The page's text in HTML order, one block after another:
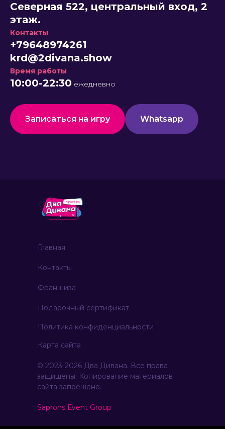
Северная 522, центральный вход, 2
этаж.
Контакты
+79648974261
krd@2divana.show
Время работы
10:00-22:30 ежедневно
Записаться на игру Whatsapp
Политика конфиденциальности
© 2023-2026 Два Дивана. Все права
защищены. Копирование материалов
сайта запрещено.
Главная
Франшиза
Подарочный сертификат
Контакты
Saprons Еvent Group
Карта сайта